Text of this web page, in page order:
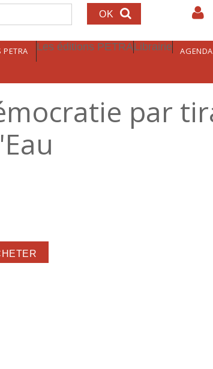
PETRA Les éditions PETRALibrairie AGENDA
par